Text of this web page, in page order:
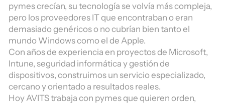
pymes crecían, su tecnología se volvía más compleja,
pero los proveedores IT que encontraban o eran
demasiado genéricos o no cubrían bien tanto el
mundo Windows como el de Apple.
Con años de experiencia en proyectos de Microsoft,
Intune, seguridad informática y gestión de
dispositivos, construimos un servicio especializado,
cercano y orientado a resultados reales.
Hoy AVITS trabaja con pymes que quieren orden,